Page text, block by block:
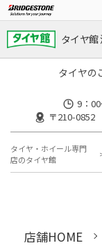
タイヤ館
タイヤの
9：
〒210-0852
タイヤ・ホイール専門
店のタイヤ館
店舗HOME